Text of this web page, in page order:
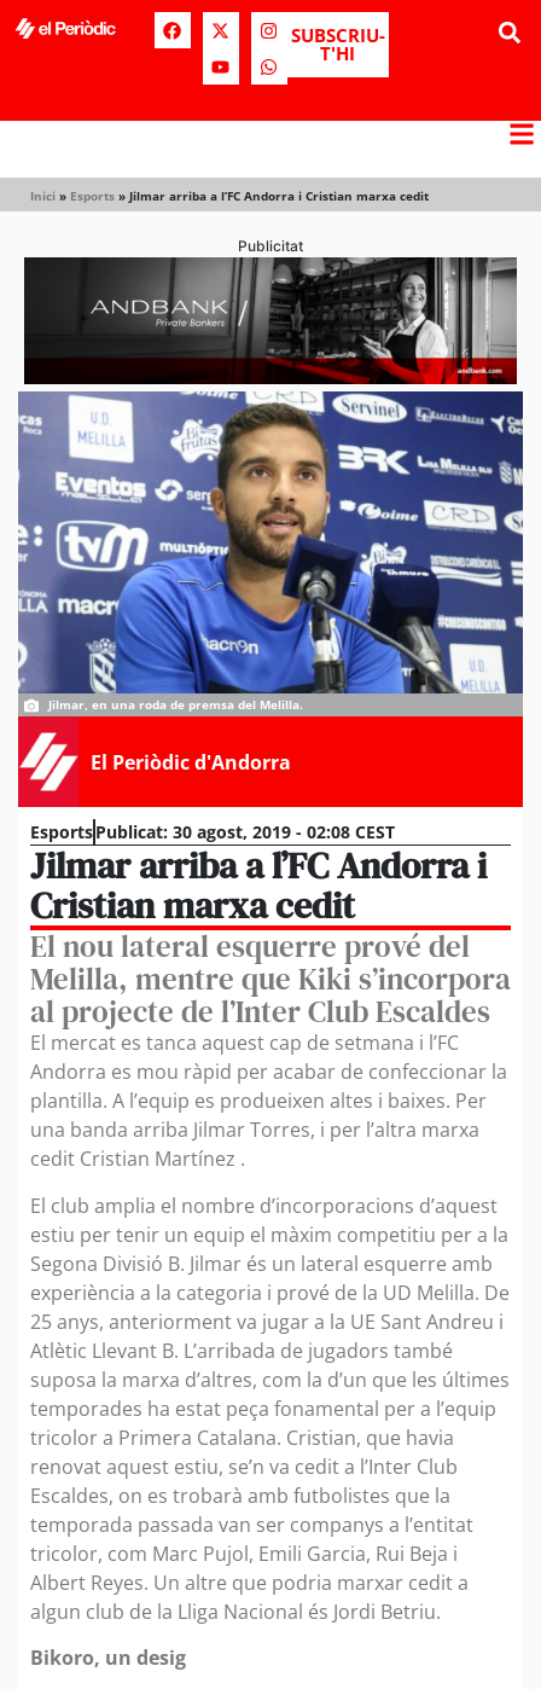
SUBSCRIU-
T'HI
Inici » Esports » Jilmar arriba a l’FC Andorra i Cristian marxa cedit
Publicitat
Jilmar, en una roda de premsa del Melilla.
El Periòdic d'Andorra
EsportsPublicat: 30 agost, 2019 - 02:08 CEST
Jilmar arriba a l’FC Andorra i
Cristian marxa cedit
El nou lateral esquerre prové del
Melilla, mentre que Kiki s’incorpora
al projecte de l’Inter Club Escaldes
El mercat es tanca aquest cap de setmana i l’FC
Andorra es mou ràpid per acabar de confeccionar la
plantilla. A l’equip es produeixen altes i baixes. Per
una banda arriba Jilmar Torres, i per l’altra marxa
cedit Cristian Martínez .
El club amplia el nombre d’incorporacions d’aquest
estiu per tenir un equip el màxim competitiu per a la
Segona Divisió B. Jilmar és un lateral esquerre amb
experiència a la categoria i prové de la UD Melilla. De
25 anys, anteriorment va jugar a la UE Sant Andreu i
Atlètic Llevant B. L’arribada de jugadors també
suposa la marxa d’altres, com la d’un que les últimes
temporades ha estat peça fonamental per a l’equip
tricolor a Primera Catalana. Cristian, que havia
renovat aquest estiu, se’n va cedit a l’Inter Club
Escaldes, on es trobarà amb futbolistes que la
temporada passada van ser companys a l’entitat
tricolor, com Marc Pujol, Emili Garcia, Rui Beja i
Albert Reyes. Un altre que podria marxar cedit a
algun club de la Lliga Nacional és Jordi Betriu.
Bikoro, un desig